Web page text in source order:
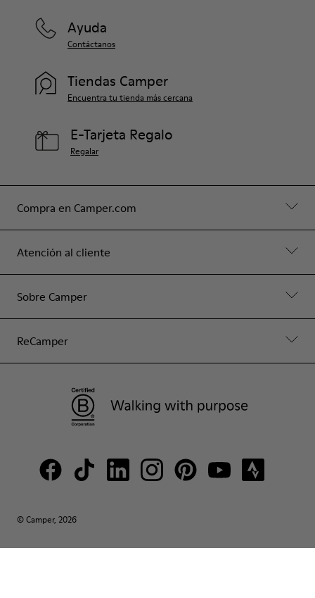
Compra en Camper.com
Atención al cliente
Sobre Camper
ReCamper
Ayuda
Contáctanos
Tiendas Camper
Encuentra tu tienda más cercana
E-Tarjeta Regalo
Regalar
© Camper, 2026